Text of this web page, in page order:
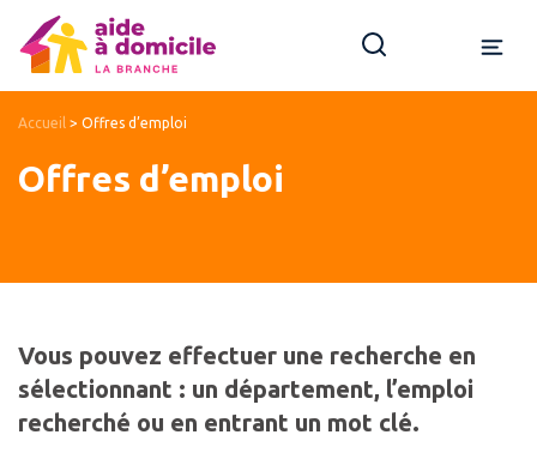
Accueil > Offres d’emploi
Offres d’emploi
Vous pouvez effectuer une recherche en
sélectionnant : un département, l’emploi
recherché ou en entrant un mot clé.